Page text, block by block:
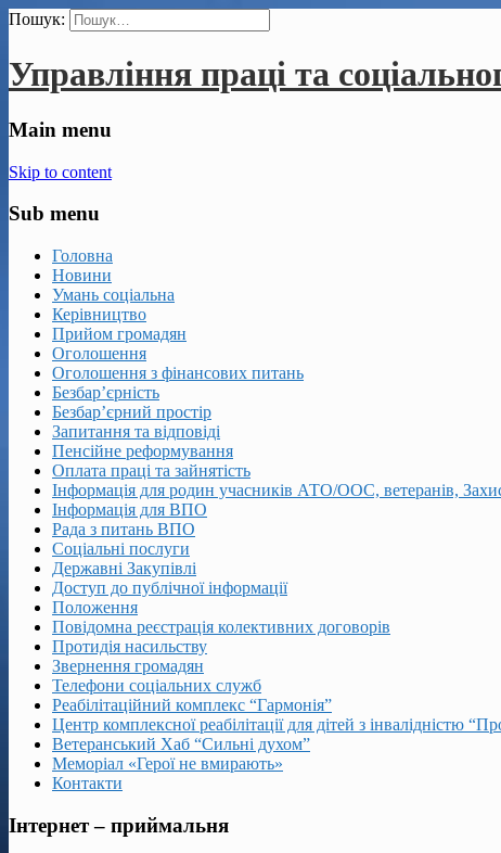
Пошук:
Управління праці та
Main menu
Skip to content
Sub menu
Головна
Новини
Умань соціальна
Керівництво
Прийом громадян
Оголошення
Оголошення з фінансових питань
Безбар’єрність
Безбар’єрний простір
Запитання та відповіді
Пенсійне реформування
Оплата праці та зайнятість
Інформація для родин учасників АТО/ООС, ветеранів,
Інформація для ВПО
Рада з питань ВПО
Соціальні послуги
Державні Закупівлі
Доступ до публічної інформації
Положення
Повідомна реєстрація колективних договорів
Протидія насильству
Звернення громадян
Телефони соціальних служб
Реабілітаційний комплекс “Гармонія”
Центр комплексної реабілітації для дітей з інвалідністю
Ветеранський Хаб “Сильні духом”
Меморіал «Герої не вмирають»
Контакти
Інтернет – приймальня